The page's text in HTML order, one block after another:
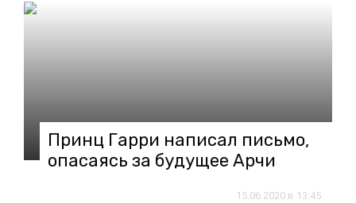
Принц Гарри написал письмо,
опасаясь за будущее Арчи
15.06.2020 в 13:45